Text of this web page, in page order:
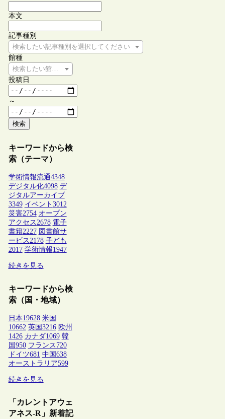
本文
記事種別
検索したい記事種別を選択してください
館種
検索したい館種を選択してください
投稿日
～
検索
キーワードから検
索（テーマ）
学術情報流通4348
デジタル化4098 デ
ジタルアーカイブ
3349 イベント 3012
災害2754 オープン
アクセス2678 電子
書籍2227 図書館サ
ービス2178 子ども
2017 学術情報1947
続きを見る
キーワードから検
索（国・地域）
日本19628 米国
10662 英国 3216 欧州
1426 カナダ1069 韓
国 950 フランス 720
ドイツ681 中国 638
オーストラリア599
続きを見る
「カレントアウェ
アネス-R」新着記